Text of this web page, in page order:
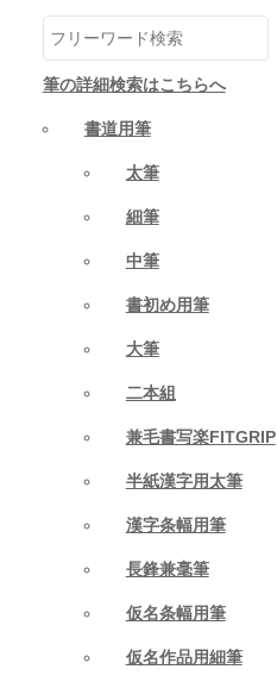
筆の詳細検索はこちらへ
書道用筆
太筆
細筆
中筆
書初め用筆
大筆
二本組
兼毛書写楽FITGRIP
半紙漢字用太筆
漢字条幅用筆
長鋒兼毫筆
仮名条幅用筆
仮名作品用細筆